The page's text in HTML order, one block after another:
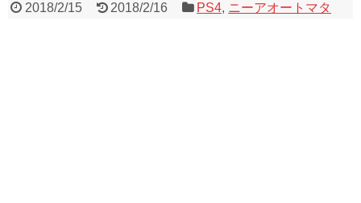
2018/2/15 2018/2/16 PS4, ニーアオートマタ